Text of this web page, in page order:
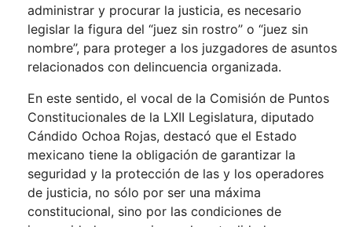
administrar y procurar la justicia, es necesario
legislar la figura del “juez sin rostro’’ o “juez sin
nombre’’, para proteger a los juzgadores de asuntos
relacionados con delincuencia organizada.
En este sentido, el vocal de la Comisión de Puntos
Constitucionales de la LXII Legislatura, diputado
Cándido Ochoa Rojas, destacó que el Estado
mexicano tiene la obligación de garantizar la
seguridad y la protección de las y los operadores
de justicia, no sólo por ser una máxima
constitucional, sino por las condiciones de